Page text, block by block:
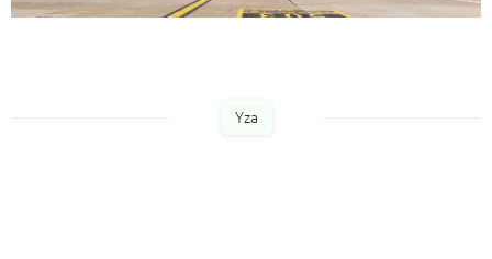
Yza